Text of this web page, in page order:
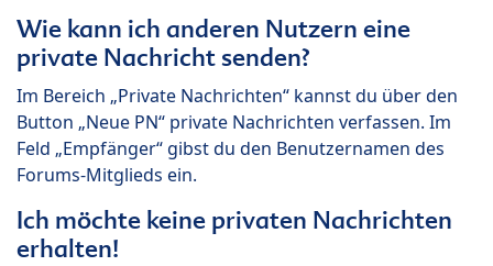
Wie kann ich anderen Nutzern eine
private Nachricht senden?
Im Bereich „Private Nachrichten“ kannst du über den
Button „Neue PN“ private Nachrichten verfassen. Im
Feld „Empfänger“ gibst du den Benutzernamen des
Forums-Mitglieds ein.
Ich möchte keine privaten Nachrichten
erhalten!